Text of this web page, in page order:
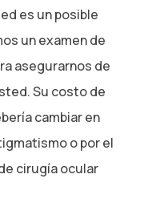
es un posible
un examen de
asegurarnos de
Su costo de
cambiar en
o por el
cirugía ocular